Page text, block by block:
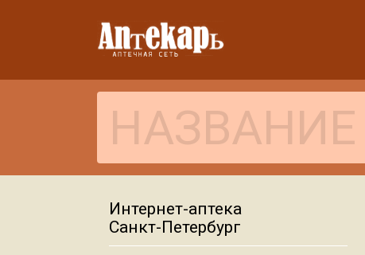
Интернет-аптека
Санкт-Петербург